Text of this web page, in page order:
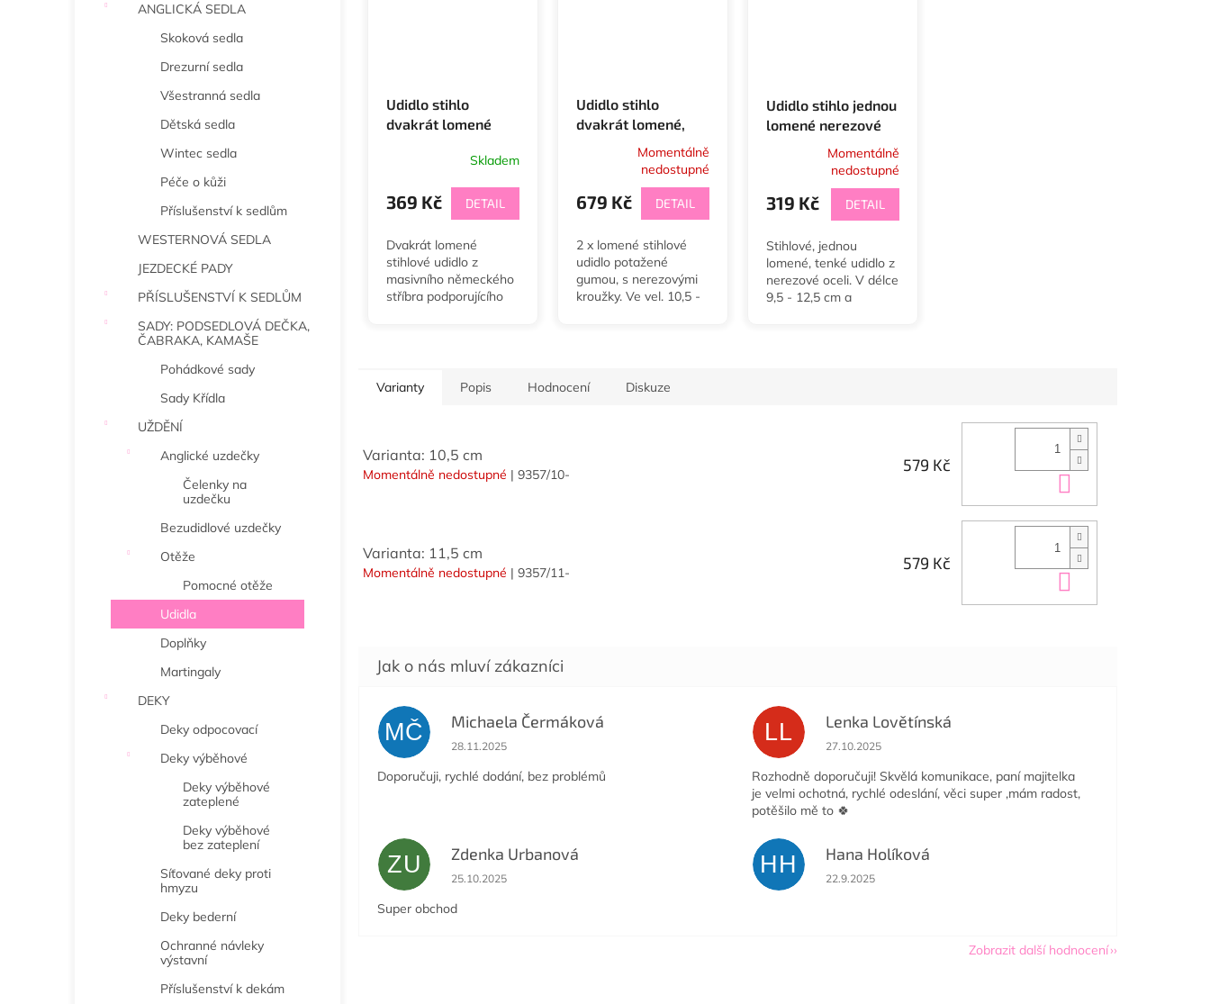
ANGLICKÁ SEDLA
Skoková sedla
Drezurní sedla
Všestranná sedla
Dětská sedla
Wintec sedla
Péče o kůži
Příslušenství k sedlům
WESTERNOVÁ SEDLA
JEZDECKÉ PADY
PŘÍSLUŠENSTVÍ K SEDLŮM
SADY: PODSEDLOVÁ DEČKA,
ČABRAKA, KAMAŠE
Pohádkové sady
Sady Křídla
UŽDĚNÍ
Anglické uzdečky
Čelenky na
uzdečku
Bezudidlové uzdečky
Otěže
Pomocné otěže
Udidla
Doplňky
Martingaly
DEKY
Deky odpocovací
Deky výběhové
Deky výběhové
zateplené
Deky výběhové
bez zateplení
Síťované deky proti
hmyzu
Deky bederní
Ochranné návleky
výstavní
Příslušenství k dekám
Udidlo stihlo
dvakrát lomené
Skladem
369 Kč DETAIL
Dvakrát lomené
stihlové udidlo z
masivního německého
stříbra podporujícího
Udidlo stihlo
dvakrát lomené,
Momentálně
nedostupné
679 Kč DETAIL
2 x lomené stihlové
udidlo potažené
gumou, s nerezovými
kroužky. Ve vel. 10,5 -
Udidlo stihlo jednou
lomené nerezové
Momentálně
nedostupné
319 Kč DETAIL
Stihlové, jednou
lomené, tenké udidlo z
nerezové oceli. V délce
9,5 - 12,5 cm a
Varianty Popis Hodnocení Diskuze
Varianta: 10,5 cm
Momentálně nedostupné | 9357/10-
579 Kč
Varianta: 11,5 cm
Momentálně nedostupné | 9357/11-
579 Kč
MČ Michaela Čermáková
Hodnocení obchodu je 5 z 5 hvězdiček.
28.11.2025
Doporučuji, rychlé dodání, bez problémů
LL Lenka Lovětínská
Hodnocení obchodu je 5 z 5 hvězdiček.
27.10.2025
Rozhodně doporučuji! Skvělá komunikace, paní majitelka
je velmi ochotná, rychlé odeslání, věci super ,mám radost,
potěšilo mě to 🍀
ZU Zdenka Urbanová
Hodnocení obchodu je 5 z 5 hvězdiček.
25.10.2025
Super obchod
HH Hana Holíková
Hodnocení obchodu je 5 z 5 hvězdiček.
22.9.2025
Zobrazit další hodnocení